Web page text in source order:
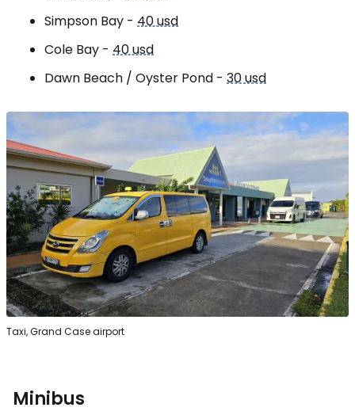
Simpson Bay - 40 usd
Cole Bay - 40 usd
Dawn Beach / Oyster Pond - 30 usd
Taxi, Grand Case airport
Minibus